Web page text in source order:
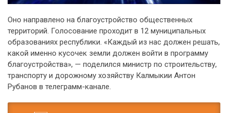
Оно направлено на благоустройство общественных
территорий. Голосование проходит в 12 муниципальных
образованиях республики. «Каждый из нас должен решать,
какой именно кусочек земли должен войти в программу
благоустройства», — поделился министр по строительству,
транспорту и дорожному хозяйству Калмыкии Антон
Рубанов в телеграмм-канале.